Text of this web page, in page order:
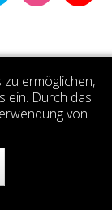
zu ermöglichen,
ein. Durch das
von